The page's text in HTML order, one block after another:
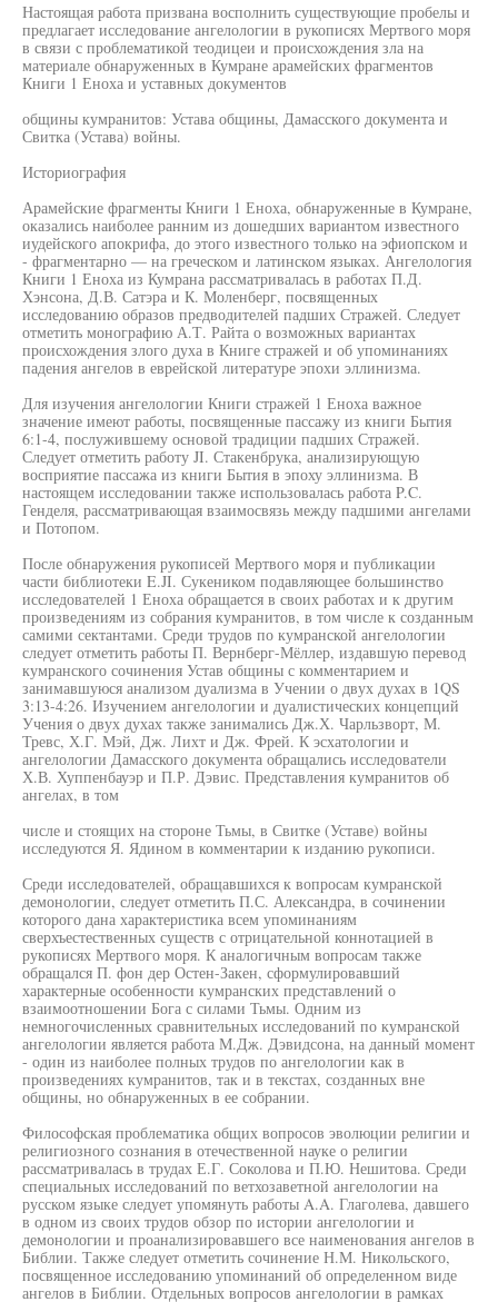
Настоящая работа призвана восполнить существующие пробелы и
предлагает исследование ангелологии в рукописях Мертвого моря
в связи с проблематикой теодицеи и происхождения зла на
материале обнаруженных в Кумране арамейских фрагментов
Книги 1 Еноха и уставных документов
общины кумранитов: Устава общины, Дамасского документа и
Свитка (Устава) войны.
Историография
Арамейские фрагменты Книги 1 Еноха, обнаруженные в Кумране,
оказались наиболее ранним из дошедших вариантом известного
иудейского апокрифа, до этого известного только на эфиопском и
- фрагментарно — на греческом и латинском языках. Ангелология
Книги 1 Еноха из Кумрана рассматривалась в работах П.Д.
Хэнсона, Д.В. Сатэра и К. Моленберг, посвященных
исследованию образов предводителей падших Стражей. Следует
отметить монографию А.Т. Райта о возможных вариантах
происхождения злого духа в Книге стражей и об упоминаниях
падения ангелов в еврейской литературе эпохи эллинизма.
Для изучения ангелологии Книги стражей 1 Еноха важное
значение имеют работы, посвященные пассажу из книги Бытия
6:1-4, послужившему основой традиции падших Стражей.
Следует отметить работу JI. Стакенбрука, анализирующую
восприятие пассажа из книги Бытия в эпоху эллинизма. В
настоящем исследовании также использовалась работа P.C.
Генделя, рассматривающая взаимосвязь между падшими ангелами
и Потопом.
После обнаружения рукописей Мертвого моря и публикации
части библиотеки E.JI. Сукеником подавляющее большинство
исследователей 1 Еноха обращается в своих работах и к другим
произведениям из собрания кумранитов, в том числе к созданным
самими сектантами. Среди трудов по кумранской ангелологии
следует отметить работы П. Вернберг-Мёллер, издавшую перевод
кумранского сочинения Устав общины с комментарием и
занимавшуюся анализом дуализма в Учении о двух духах в 1QS
3:13-4:26. Изучением ангелологии и дуалистических концепций
Учения о двух духах также занимались Дж.Х. Чарльзворт, М.
Тревс, Х.Г. Мэй, Дж. Лихт и Дж. Фрей. К эсхатологии и
ангелологии Дамасского документа обращались исследователи
Х.В. Хуппенбауэр и П.Р. Дэвис. Представления кумранитов об
ангелах, в том
числе и стоящих на стороне Тьмы, в Свитке (Уставе) войны
исследуются Я. Ядином в комментарии к изданию рукописи.
Среди исследователей, обращавшихся к вопросам кумранской
демонологии, следует отметить П.С. Александра, в сочинении
которого дана характеристика всем упоминаниям
сверхъестественных существ с отрицательной коннотацией в
рукописях Мертвого моря. К аналогичным вопросам также
обращался П. фон дер Остен-Закен, сформулировавший
характерные особенности кумранских представлений о
взаимоотношении Бога с силами Тьмы. Одним из
немногочисленных сравнительных исследований по кумранской
ангелологии является работа М.Дж. Дэвидсона, на данный момент
- один из наиболее полных трудов по ангелологии как в
произведениях кумранитов, так и в текстах, созданных вне
общины, но обнаруженных в ее собрании.
Философская проблематика общих вопросов эволюции религии и
религиозного сознания в отечественной науке о религии
рассматривалась в трудах Е.Г. Соколова и П.Ю. Нешитова. Среди
специальных исследований по ветхозаветной ангелологии на
русском языке следует упомянуть работы A.A. Глаголева, давшего
в одном из своих трудов обзор по истории ангелологии и
демонологии и проанализировавшего все наименования ангелов в
Библии. Также следует отметить сочинение Н.М. Никольского,
посвященное исследованию упоминаний об определенном виде
ангелов в Библии. Отдельных вопросов ангелологии в рамках